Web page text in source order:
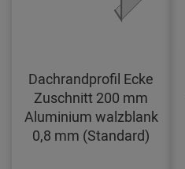
Dachrandprofil Ecke
Zuschnitt 200 mm
Aluminium walzblank
0,8 mm (Standard)